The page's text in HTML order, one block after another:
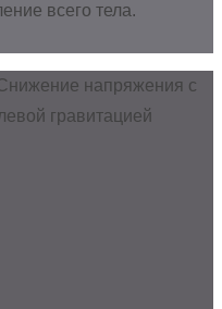
всего тела.